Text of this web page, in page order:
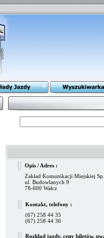
Opis / Adres :
Zakład Komunikacji Miejskiej
ul. Budowlanych 9
78-600 Wałcz
Kontakt, telefony :
(67) 258 44 35
(67) 258 44 36
Rozkład jazdy, ceny biletów,